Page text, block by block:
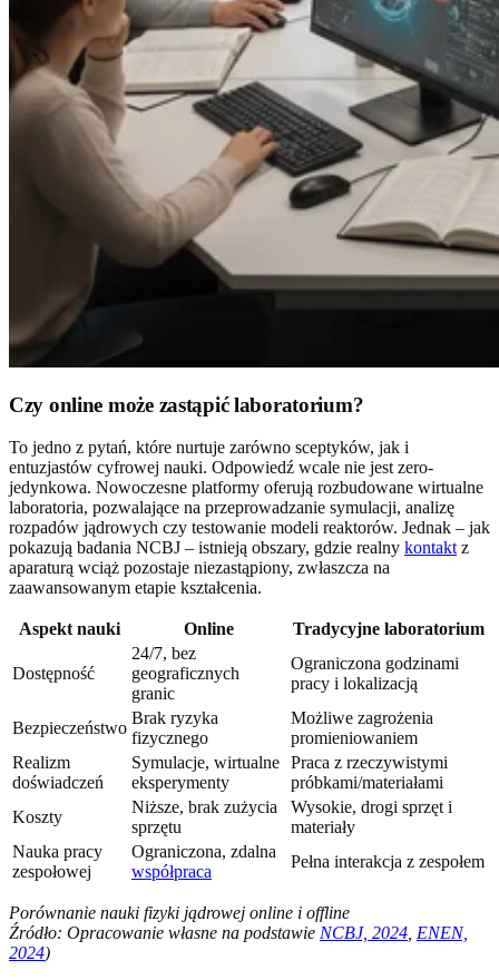
Czy online może zastąpić laboratorium?
To jedno z pytań, które nurtuje zarówno sceptyków, jak i
entuzjastów cyfrowej nauki. Odpowiedź wcale nie jest zero-
jedynkowa. Nowoczesne platformy oferują rozbudowane wirtualne
laboratoria, pozwalające na przeprowadzanie symulacji, analizę
rozpadów jądrowych czy testowanie modeli reaktorów. Jednak – jak
pokazują badania NCBJ – istnieją obszary, gdzie realny kontakt z
aparaturą wciąż pozostaje niezastąpiony, zwłaszcza na
zaawansowanym etapie kształcenia.
Aspekt nauki Online Tradycyjne laboratorium
Dostępność
24/7, bez
geograficznych
granic
Ograniczona godzinami
pracy i lokalizacją
Bezpieczeństwo
Brak ryzyka
fizycznego
Możliwe zagrożenia
promieniowaniem
Realizm
doświadczeń
Symulacje, wirtualne
eksperymenty
Praca z rzeczywistymi
próbkami/materiałami
Koszty
Niższe, brak zużycia
sprzętu
Wysokie, drogi sprzęt i
materiały
Nauka pracy
zespołowej
Ograniczona, zdalna
współpraca
Pełna interakcja z zespołem
Porównanie nauki fizyki jądrowej online i offline
Źródło: Opracowanie własne na podstawie NCBJ, 2024 ENEN,
2024)